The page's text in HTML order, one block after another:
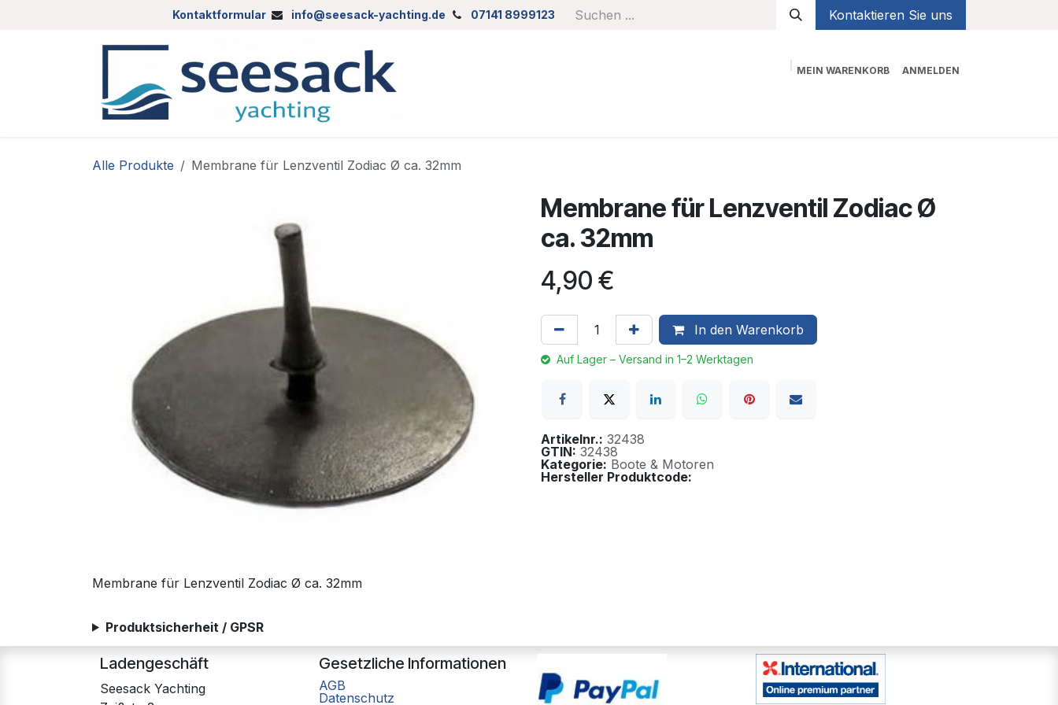
Kontaktformular info@seesack-yachting.de 07141 8999123 Kontaktieren Sie uns
MEIN WARENKORB ANMELDEN
Alle Produkte Membrane für Lenzventil Zodiac Ø ca. 32mm
Membrane für Lenzventil Zodiac Ø
ca. 32mm
4,90 €
In den Warenkorb
Auf Lager – Versand in 1–2 Werktagen
Artikelnr.: 32438
GTIN: 32438
Kategorie: Boote & Motoren
Hersteller Produktcode:
Membrane für Lenzventil Zodiac Ø ca. 32mm
Produktsicherheit / GPSR
Ladengeschäft
Seesack Yachting
Gesetzliche Informationen
AGB
Datenschutz